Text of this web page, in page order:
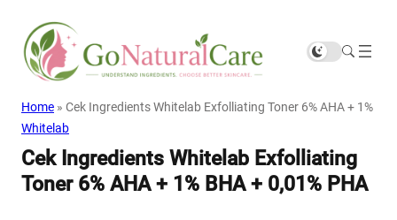
Home » Cek Ingredients Whitelab Exfolliating Toner 6% AHA + 1%
Whitelab
Cek Ingredients Whitelab Exfolliating
Toner 6% AHA + 1% BHA + 0,01% PHA